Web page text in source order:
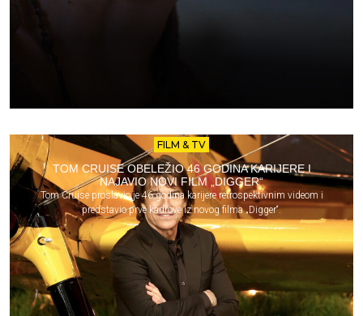
FILM & TV
TOM CRUISE OBELEŽIO 46 GODINA KARIJERE I
NAJAVIO NOVI FILM „DIGGER“
Tom Cruise proslavio je 46 godina karijere retrospektivnim videom i
predstavio prve kadrove iz novog filma „Digger“.